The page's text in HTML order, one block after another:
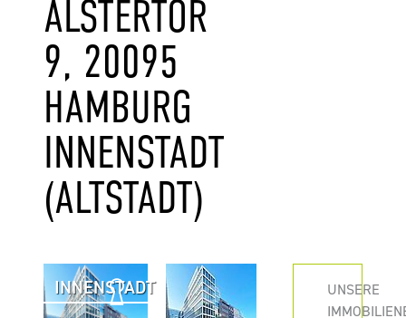
ALSTERTOR
9, 20095
HAMBURG
INNENSTADT
(ALTSTADT)
INNENSTADT
UNSERE